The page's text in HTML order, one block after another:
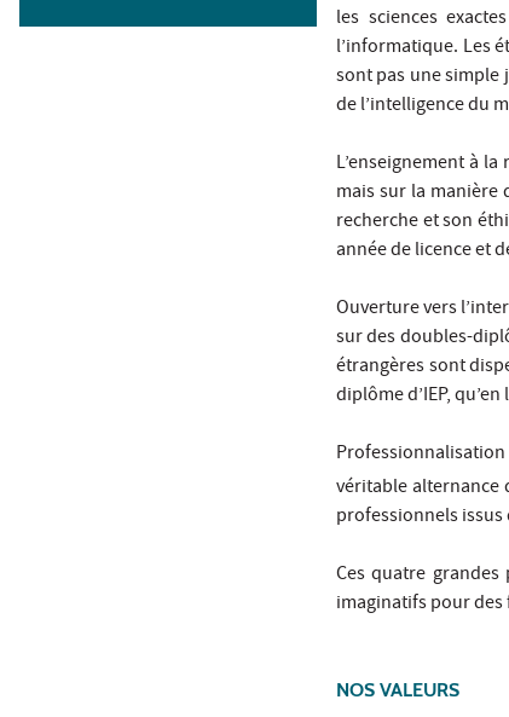
les sciences
l’informatique. Les
sont pas une simple
de l’intelligence du
L’enseignement à
mais sur la manière
recherche et son
année de licence et
Ouverture vers
sur des doubles-
étrangères sont
diplôme d’IEP,
véritable alternance
professionnels
Ces quatre
imaginatifs pour des
NOS VALEURS